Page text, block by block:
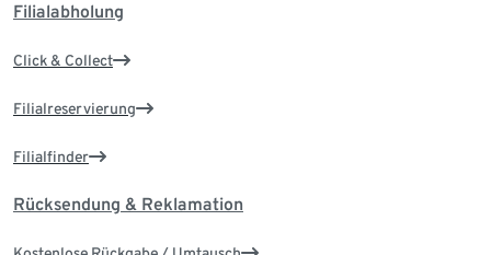
Filialabholung
Click & Collect
Filialreservierung
Filialfinder
Rücksendung & Reklamation